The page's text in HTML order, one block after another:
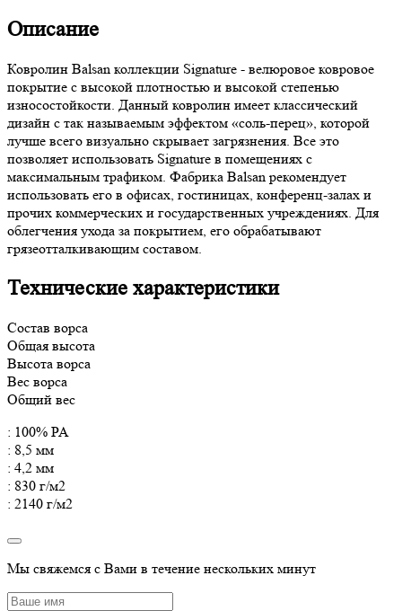
Описание
Ковролин Balsan коллекции Signature - велюровое ковровое
покрытие с высокой плотностью и высокой степенью
износостойкости. Данный ковролин имеет классический
дизайн с так называемым эффектом «соль-перец», которой
лучше всего визуально скрывает загрязнения. Все это
позволяет использовать Signature в помещениях с
максимальным трафиком. Фабрика Balsan рекомендует
использовать его в офисах, гостиницах, конференц-залах и
прочих коммерческих и государственных учреждениях. Для
облегчения ухода за покрытием, его обрабатывают
грязеотталкивающим составом.
Технические характеристики
Состав ворса
Общая высота
Высота ворса
Вес ворса
Общий вес
: 100% PA
: 8,5 мм
: 4,2 мм
: 830 г/м2
: 2140 г/м2
Мы свяжемся с Вами в течение нескольких минут